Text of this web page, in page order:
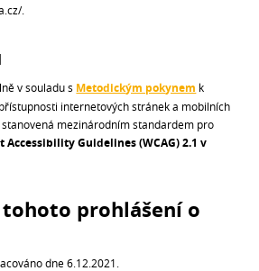
.
v souladu s Metodickým pokynem k
internetových stránek a mobilních
mezinárodním standardem pro
Accessibility Guidelines (WCAG) 2.1 v
prohlášení o
dne 6.12.2021.